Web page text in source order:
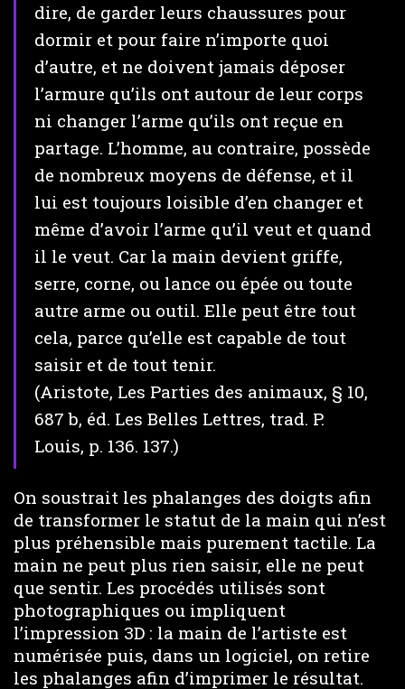
dire, de garder leurs chaussures pour
dormir et pour faire n’importe quoi
d’autre, et ne doivent jamais déposer
l’armure qu’ils ont autour de leur corps
ni changer l’arme qu’ils ont reçue en
partage. L’homme, au contraire, possède
de nombreux moyens de défense, et il
lui est toujours loisible d’en changer et
même d’avoir l’arme qu’il veut et quand
il le veut. Car la main devient griffe,
serre, corne, ou lance ou épée ou toute
autre arme ou outil. Elle peut être tout
cela, parce qu’elle est capable de tout
saisir et de tout tenir.
(Aristote, Les Parties des animaux, § 10,
687 b, éd. Les Belles Lettres, trad. P.
Louis, p. 136. 137.)
On soustrait les phalanges des doigts afin
de transformer le statut de la main qui n’est
plus préhensible mais purement tactile. La
main ne peut plus rien saisir, elle ne peut
que sentir. Les procédés utilisés sont
photographiques ou impliquent
l’impression 3D : la main de l’artiste est
numérisée puis, dans un logiciel, on retire
les phalanges afin d’imprimer le résultat.